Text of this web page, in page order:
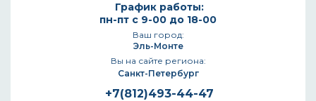
График работы:
пн-пт с 9-00 до 18-00
Ваш город:
Эль-Монте
Вы на сайте региона:
Санкт-Петербург
+7(812)493-44-47